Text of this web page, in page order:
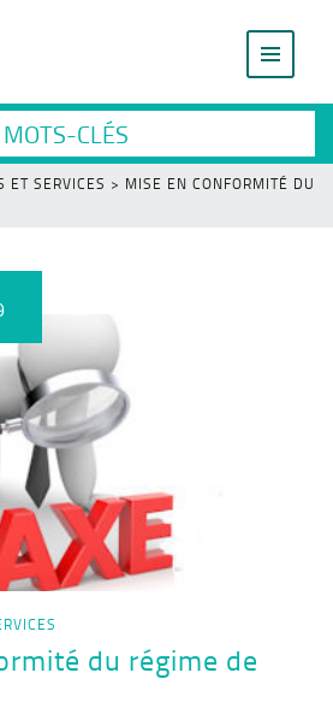
ET SERVICES > MISE EN CONFORMITÉ DU
du régime de